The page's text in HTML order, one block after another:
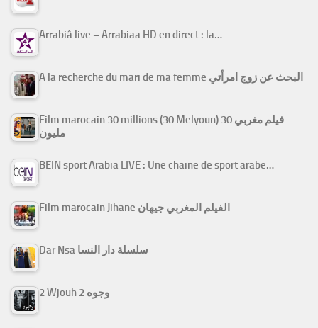
Arrabiâ live – Arrabiaa HD en direct : la…
A la recherche du mari de ma femme البحث عن زوج امرأتي
Film marocain 30 millions (30 Melyoun) فيلم مغربي 30
مليون
BEIN sport Arabia LIVE : Une chaine de sport arabe…
Film marocain Jihane الفيلم المغربي جيهان
Dar Nsa سلسلة دار النسا
2 Wjouh 2 وجوه